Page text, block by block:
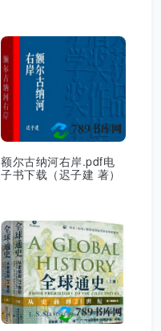
额尔古纳河右岸.pdf电
子书下载（迟子建 著）